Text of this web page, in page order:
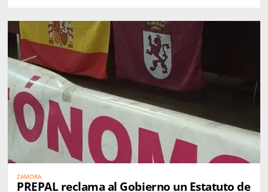
ZAMORA
PREPAL reclama al Gobierno un Estatuto de